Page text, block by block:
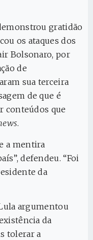
gratidão
os ataques dos
Bolsonaro, por
de
sua terceira
de que é
conteúdos que
.
a mentira
defendeu. “Foi
da
argumentou
da
tolerar a